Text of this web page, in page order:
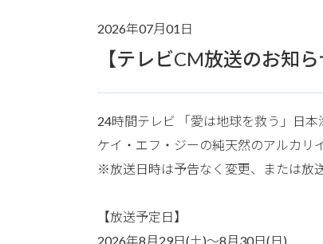
2026年07月01日
【テレビCM放送のお知
24時間テレビ 「愛は地球を救う」日本
ケイ・エフ・ジーの純天然のアルカリ
※放送日時は予告なく変更、または放
【放送予定日】
2026年8月29日(土)～8月30日(日)